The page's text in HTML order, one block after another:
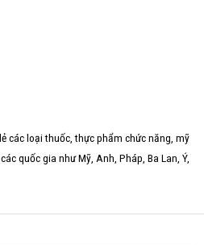
các loại thuốc, thực phẩm chức năng, mỹ
quốc gia như Mỹ, Anh, Pháp, Ba Lan, Ý,